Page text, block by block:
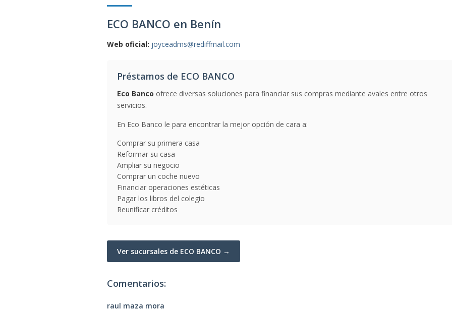
ECO BANCO en Benín
Web oficial: joyceadms@rediffmail.com
Préstamos de ECO BANCO
Eco Banco ofrece diversas soluciones para financiar sus compras mediante avales entre otros
servicios.
En Eco Banco le para encontrar la mejor opción de cara a:
Comprar su primera casa
Reformar su casa
Ampliar su negocio
Comprar un coche nuevo
Financiar operaciones estéticas
Pagar los libros del colegio
Reunificar créditos
Ver sucursales de ECO BANCO →
Comentarios:
raul maza mora